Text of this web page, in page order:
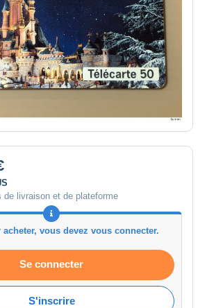
de livraison et de plateforme
vous devez vous connecter.
Se connecter
S'inscrire